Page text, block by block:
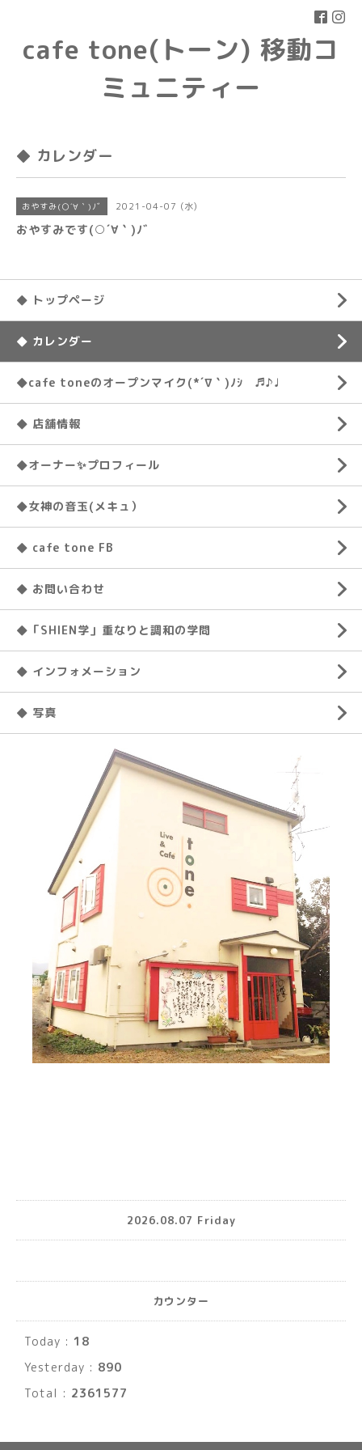
cafe tone(トーン) 移動コ
ミュニティー
◆ カレンダー
おやすみ(○´∀｀)ﾉﾞ 2021-04-07 (水)
おやすみです(○´∀｀)ﾉﾞ
◆ トップページ
◆ カレンダー
◆cafe toneのオープンマイク(*´∇｀)ﾉｼ ♬♪♩
◆ 店舗情報
◆オーナー✨プロフィール
◆女神の音玉(メキュ）
◆ cafe tone FB
◆ お問い合わせ
◆「SHIEN学」重なりと調和の学問
◆ インフォメーション
◆ 写真
2026.08.07 Friday
カウンター
Today : 18
Yesterday : 890
Total : 2361577